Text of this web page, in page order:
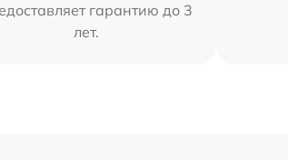
гарантию до 3
лет.